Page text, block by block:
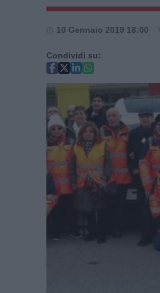
10 Gennaio 2019 18:00
Condividi su: